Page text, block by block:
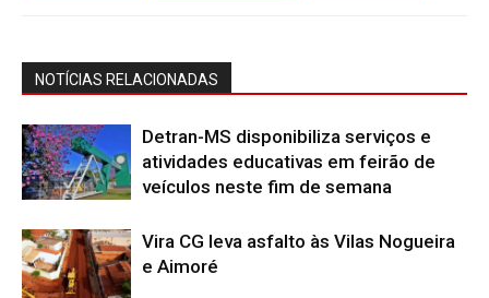
NOTÍCIAS RELACIONADAS
Detran-MS disponibiliza serviços e
atividades educativas em feirão de
veículos neste fim de semana
Vira CG leva asfalto às Vilas Nogueira
e Aimoré